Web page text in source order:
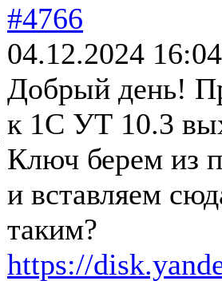
#4766
04.12.2024
Добрый день!
к 1С УТ 10.3
Ключ берем из
и вставляем
таким?
https://